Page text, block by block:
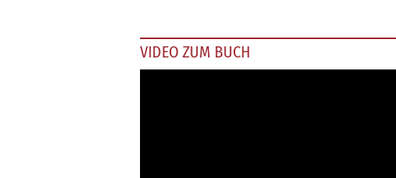
VIDEO ZUM BUCH